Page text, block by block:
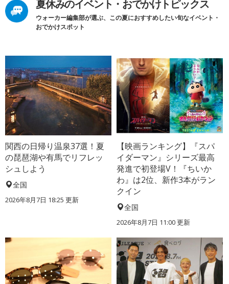
夏休みのイベント・おでかけトピックス
ウォーカー編集部が選ぶ、この夏におすすめしたい旬なイベント・
おでかけスポット
関西の日帰り温泉37選！夏
の琵琶湖や有馬でリフレッ
シュしよう
全国
2026年8月7日 18:25 更新
【映画ランキング】『スパ
イダーマン』シリーズ最高
発進で初登場V！『ちいか
わ』は2位、新作3本がラン
クイン
全国
2026年8月7日 11:00更新